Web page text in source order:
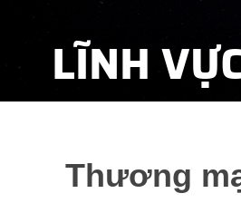
LĨNH
Thương